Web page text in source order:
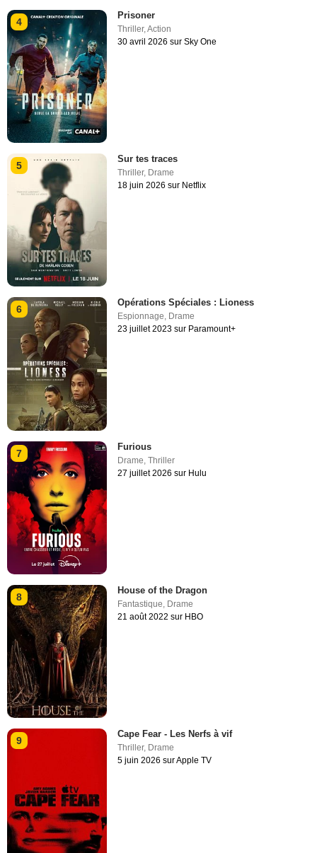
4
Prisoner
Thriller,Action
30 avril 2026 sur Sky One
5
Sur tes traces
Thriller, Drame
18 juin 2026 sur Netflix
6
Opérations Spéciales : Lioness
Espionnage, Drame
23 juillet 2023 sur Paramount+
7
Furious
Drame ,Thriller
27 juillet 2026 sur Hulu
8
House of the Dragon
Fantastique, Drame
21 août 2022 sur HBO
9
Cape Fear - Les Nerfs à vif
Thriller, Drame
5 juin 2026 sur Apple TV